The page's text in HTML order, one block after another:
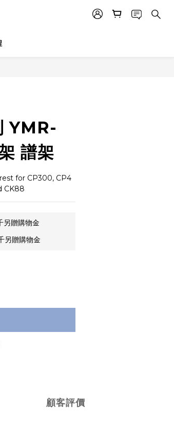
YMR-
譜架
for CP300, CP4
CK88
另贈購物金
另贈購物金
顧客評價